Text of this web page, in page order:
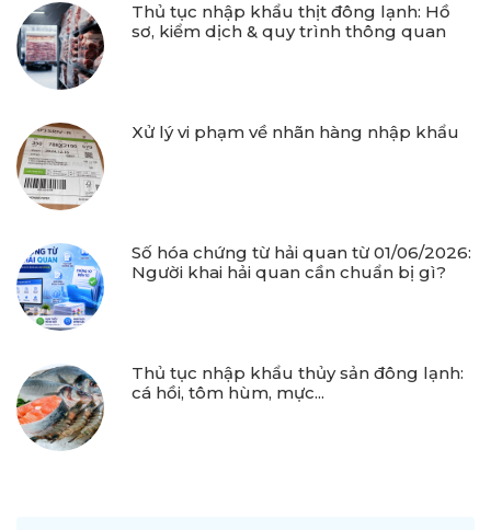
Thủ tục nhập khẩu thịt đông lạnh: Hồ
sơ, kiểm dịch & quy trình thông quan
Xử lý vi phạm về nhãn hàng nhập khẩu
Số hóa chứng từ hải quan từ 01/06/2026:
Người khai hải quan cần chuẩn bị gì?
Thủ tục nhập khẩu thủy sản đông lạnh:
cá hồi, tôm hùm, mực...